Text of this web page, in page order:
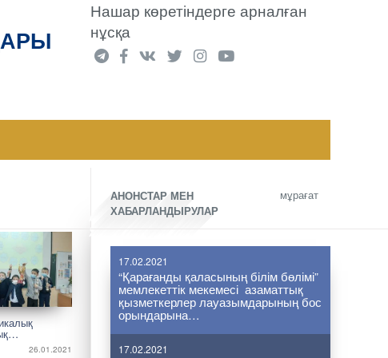
Нашар көретіндерге арналған
нұсқа
26.01.2021
АНОНСТАР МЕН
ХАБАРЛАНДЫРУЛАР
мұрағат
17.02.2021
“Қарағанды қаласының білім бөлімі”
мемлекеттік мекемесі азаматтық
қызметкерлер лауазымдарының бос
орындарына…
17.02.2021